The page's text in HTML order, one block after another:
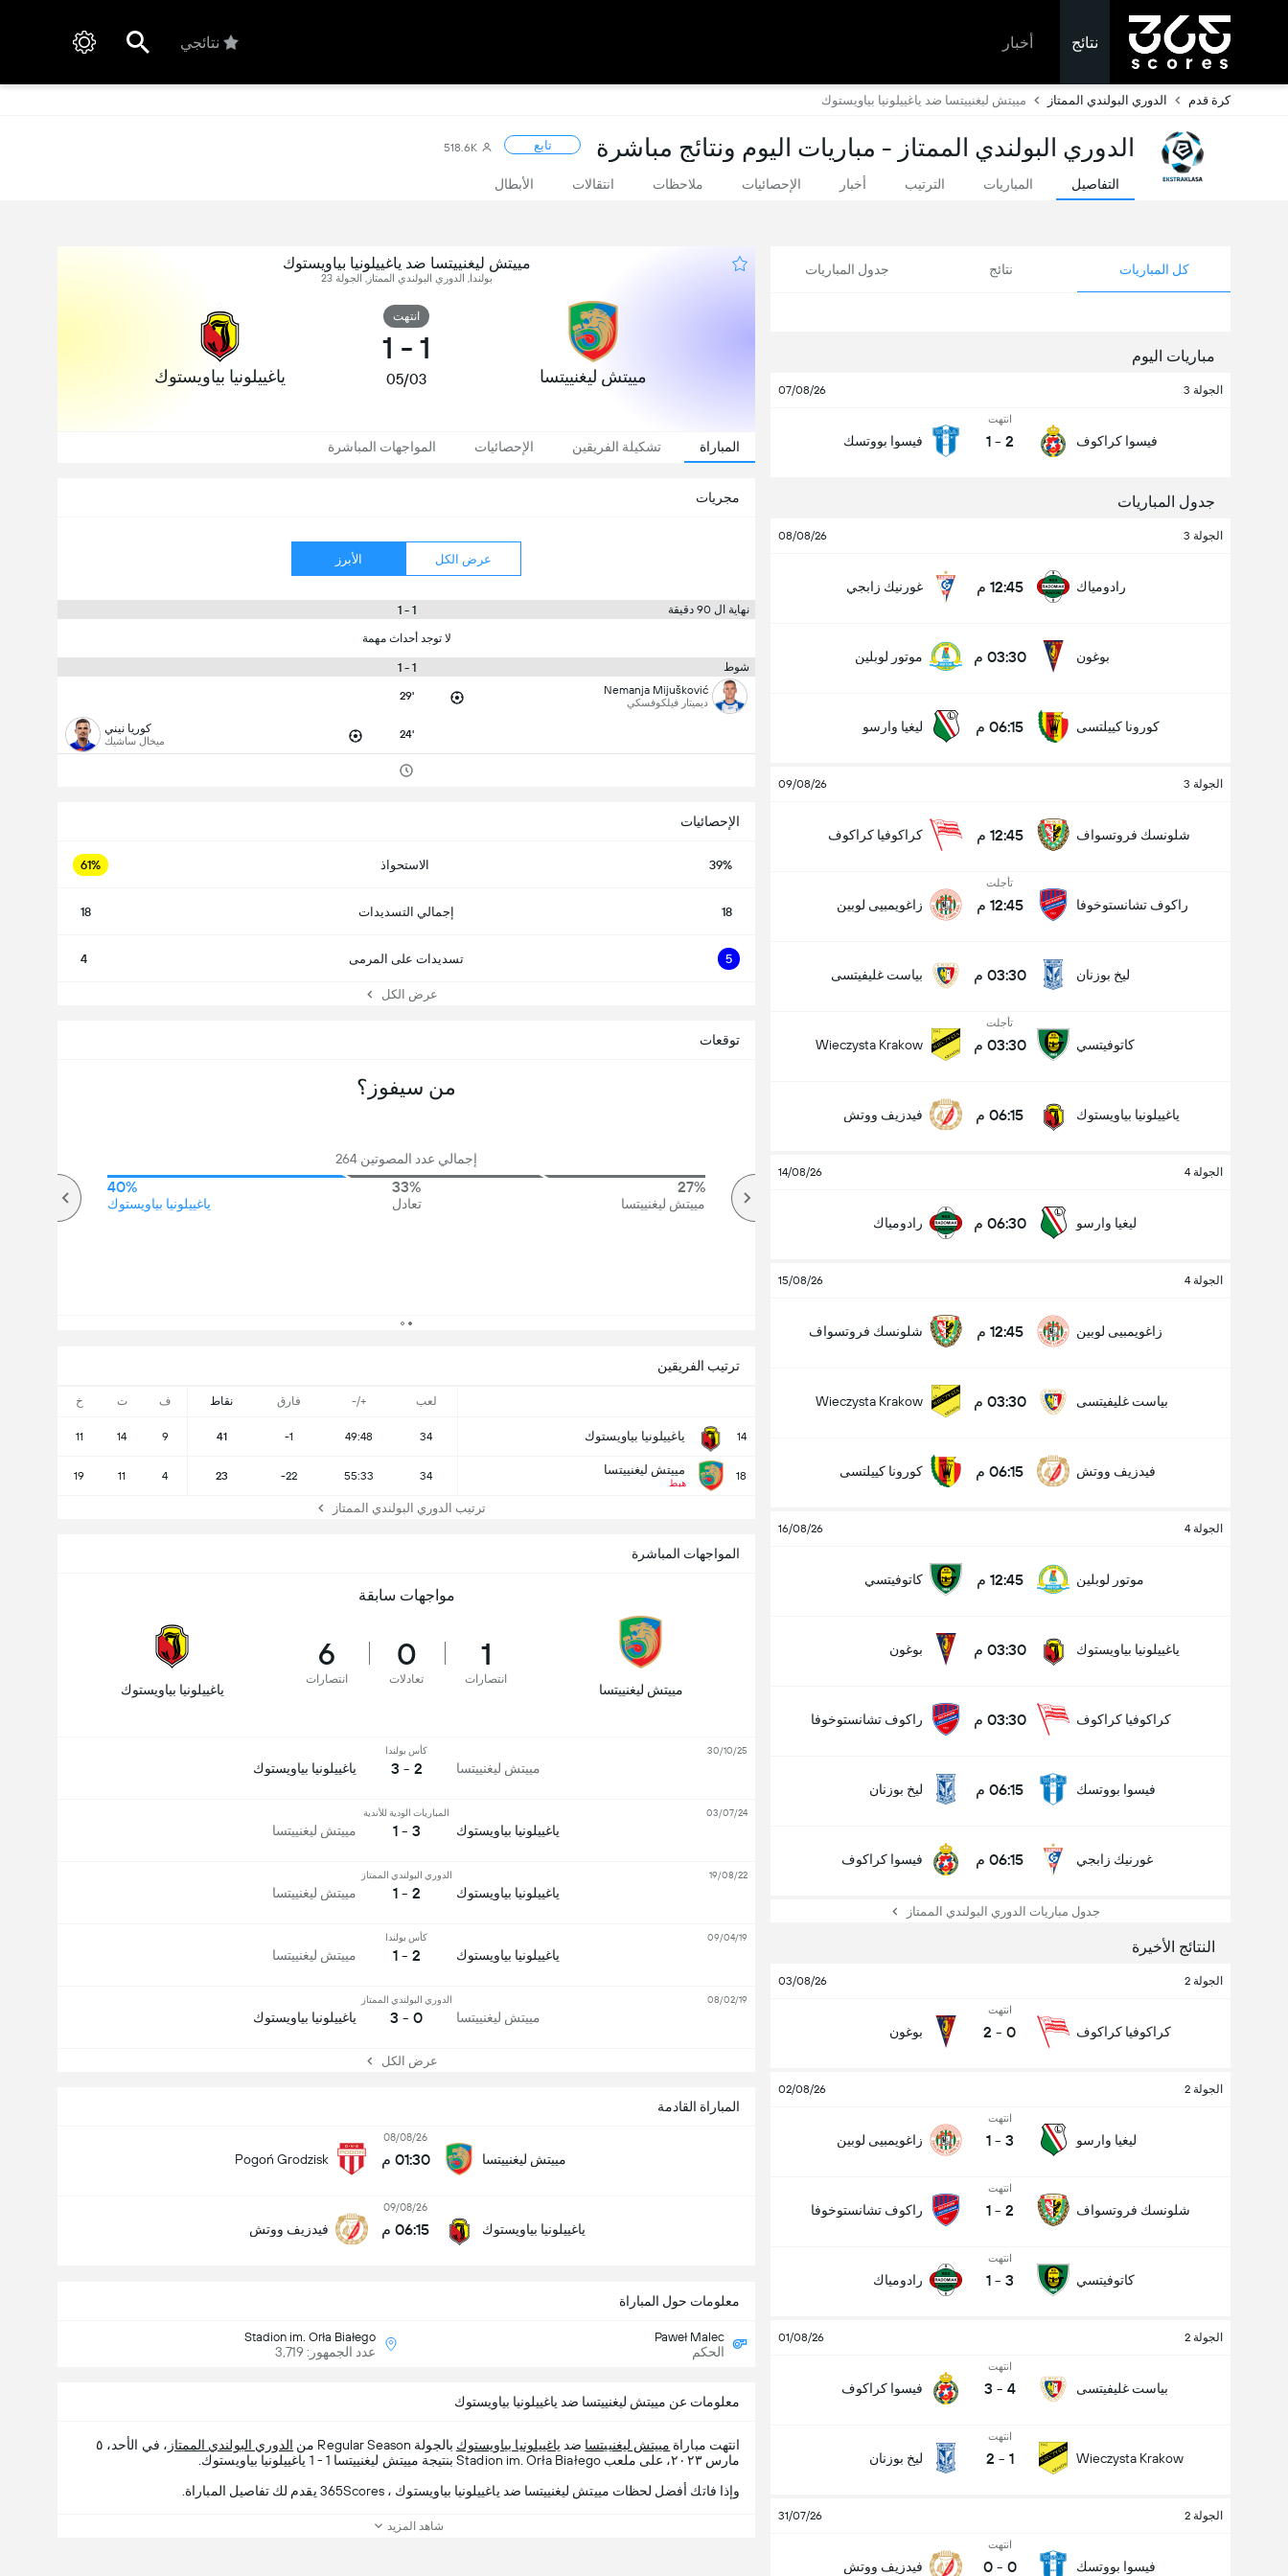
نتائج أخبار نتائجي
كرة قدم الدوري البولندي الممتاز مييتش ليغنييتسا ضد ياغييلونيا بياويستوك
الدوري البولندي الممتاز - مباريات اليوم ونتائج مباشرة تابع 518.6K
التفاصيل المباريات الترتيب أخبار الإحصائيات ملاحظات انتقالات الأبطال
كل المباريات نتائج جدول المباريات
مباريات اليوم
الجولة 3 07/08/26
فيسوا كراكوف
انتهت
2
-
1 فيسوا بووتسك
جدول المباريات
الجولة 3 08/08/26
رادومياك 12:45 م غورنيك زابجي
بوغون 03:30 م موتور لوبلين
كورونا كييلتسى 06:15 م ليغيا وارسو
الجولة 3 09/08/26
شلونسك فروتسواف 12:45 م كراكوفيا كراكوف
راكوف تشانستوخوفا
تأجلت
12:45 م زاغويمبيى لوبين
ليخ بوزنان 03:30 م بياست غليفيتسى
كاتوفيتسي
تأجلت
03:30 م Wieczysta Krakow
ياغييلونيا بياويستوك 06:15 م فيدزيف ووتش
الجولة 4 14/08/26
ليغيا وارسو 06:30 م رادومياك
الجولة 4 15/08/26
زاغويمبيى لوبين 12:45 م شلونسك فروتسواف
بياست غليفيتسى 03:30 م Wieczysta Krakow
فيدزيف ووتش 06:15 م كورونا كييلتسى
الجولة 4 16/08/26
موتور لوبلين 12:45 م كاتوفيتسي
ياغييلونيا بياويستوك 03:30 م بوغون
كراكوفيا كراكوف 03:30 م راكوف تشانستوخوفا
فيسوا بووتسك 06:15 م ليخ بوزنان
غورنيك زابجي 06:15 م فيسوا كراكوف
جدول مباريات الدوري البولندي الممتاز
النتائج الأخيرة
الجولة 2 03/08/26
كراكوفيا كراكوف
انتهت
0
-
2 بوغون
الجولة 2 02/08/26
ليغيا وارسو
انتهت
3
-
1 زاغويمبيى لوبين
شلونسك فروتسواف
انتهت
2
-
1 راكوف تشانستوخوفا
كاتوفيتسي
انتهت
3
-
1 رادومياك
الجولة 2 01/08/26
بياست غليفيتسى
انتهت
4
-
3 فيسوا كراكوف
Wieczysta Krakow
انتهت
1
-
2 ليخ بوزنان
الجولة 2 31/07/26
فيسوا بووتسك
انتهت
0
-
0 فيدزيف ووتش
مييتش ليغنييتسا ضد ياغييلونيا بياويستوك
بولندا, الدوري البولندي الممتاز, الجولة 23
مييتش ليغنييتسا
انتهت
1
-
1
05/03 ياغييلونيا بياويستوك
المباراة تشكيلة الفريقين الإحصائيات المواجهات المباشرة
مجريات
عرض الكل الأبرز
نهاية ال 90 دقيقة 1 - 1
لا توجد أحداث مهمة
شوط 1 - 1
Nemanja Mijušković
ديميتار فيلكوفسكي 29'
24' كوريا نيني
ميخال ساشيك
المباراة القادمة
مييتش ليغنييتسا
08/08/26
01:30 م Pogoń Grodzisk
ياغييلونيا بياويستوك
09/08/26
06:15 م فيدزيف ووتش
الإحصائيات
39% الاستحواذ 61%
18 إجمالي التسديدات 18
5 تسديدات على المرمى 4
عرض الكل
معلومات حول المباراة
Paweł Malec
الحكم
Stadion im. Orła Białego
عدد الجمهور: 3,719
ترتيب الفريقين
لعب +/- فارق نقاط ف ت خ
14 ياغييلونيا بياويستوك 34
49:48
-1
41
9
14
11
18 مييتش ليغنييتسا
هبط
34
55:33
-22
23
4
11
19
ترتيب الدوري البولندي الممتاز
توقعات
من سيفوز؟
إجمالي عدد المصوتين 264
27%
مييتش ليغنييتسا
33%
تعادل
40%
ياغييلونيا بياويستوك
المواجهات المباشرة
مواجهات سابقة
مييتش ليغنييتسا
1
انتصارات
0
تعادلات
6
انتصارات
ياغييلونيا بياويستوك
مييتش ليغنييتسا
كأس بولندا
2 - 3 ياغييلونيا بياويستوك
30/10/25
ياغييلونيا بياويستوك
المباريات الودية للأندية
3 - 1 مييتش ليغنييتسا
03/07/24
ياغييلونيا بياويستوك
الدوري البولندي الممتاز
2 - 1 مييتش ليغنييتسا
19/08/22
ياغييلونيا بياويستوك
كأس بولندا
2 - 1 مييتش ليغنييتسا
09/04/19
مييتش ليغنييتسا
الدوري البولندي الممتاز
0 - 3 ياغييلونيا بياويستوك
08/02/19
عرض الكل
معلومات عن مييتش ليغنييتسا ضد ياغييلونيا بياويستوك
انتهت مباراة مييتش ليغنييتسا ضد ياغييلونيا بياويستوك بالجولة Regular Season من الدوري البولندي الممتاز
، في الأحد، ٥
مارس ٢٠٢٣، على ملعب Stadion im. Orła Białego بنتيجة مييتش ليغنييتسا 1 - 1 ياغييلونيا بياويستوك.
وإذا فاتك أفضل لحظات مييتش ليغنييتسا ضد ياغييلونيا بياويستوك ، 365Scores يقدم لك تفاصيل المباراة.
شاهد المزيد